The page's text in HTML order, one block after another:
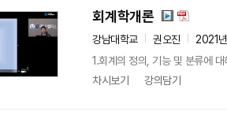
회계학개론
강남대학교 권오진
2021
1.회계의 정의, 기능 및 분류에
차시보기
강의담기